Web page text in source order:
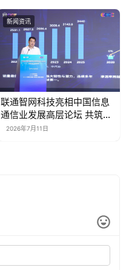
新闻资讯
联通智网科技亮相中国信息
通信业发展高层论坛 共筑智
能网联产业新基座
2026年7月11日